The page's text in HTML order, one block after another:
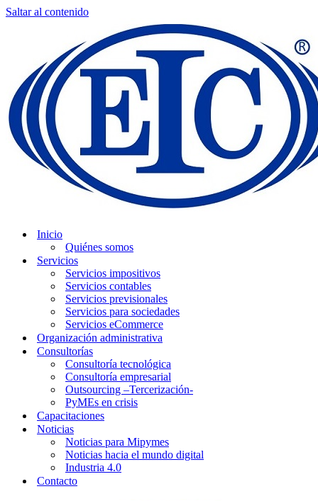
Saltar al contenido
Inicio
Quiénes somos
Servicios
Servicios impositivos
Servicios contables
Servicios previsionales
Servicios para sociedades
Servicios eCommerce
Organización administrativa
Consultorías
Consultoría tecnológica
Consultoría empresarial
Outsourcing –Tercerización-
PyMEs en crisis
Capacitaciones
Noticias
Noticias para Mipymes
Noticias hacia el mundo digital
Industria 4.0
Contacto